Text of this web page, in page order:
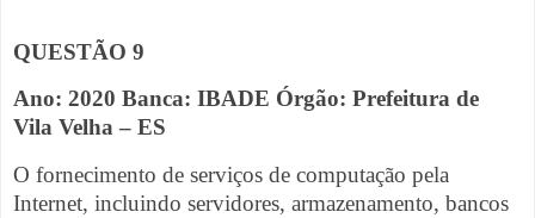
QUESTÃO 9
Ano: 2020 Banca: IBADE Órgão: Prefeitura de
Vila Velha – ES
O fornecimento de serviços de computação pela
Internet, incluindo servidores, armazenamento, bancos